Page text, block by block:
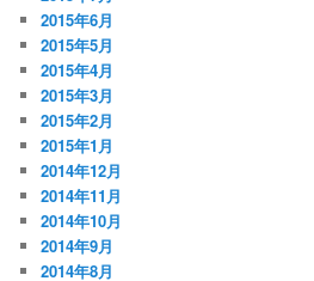
2015年6月
2015年5月
2015年4月
2015年3月
2015年2月
2015年1月
2014年12月
2014年11月
2014年10月
2014年9月
2014年8月